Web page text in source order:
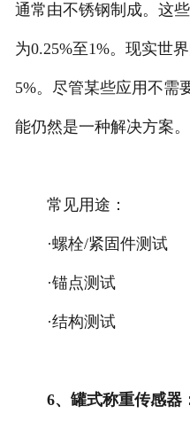
通常由不锈钢制成。这
为0.25%至1%。现实世
5%。尽管某些应用不需
能仍然是一种解决方案。
常见用途：
·螺栓/紧固件测试
·锚点测试
·结构测试
6、罐式称重传感器